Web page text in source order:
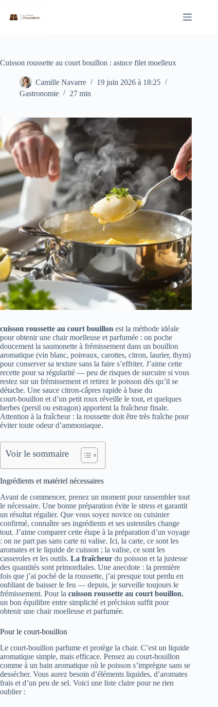
contenu
Cuisson roussette au court bouillon : astuce filet moelleux
Camille Navarre
19 juin 2026 à 18:25
Gastronomie
27 min
cuisson roussette au court bouillon est la méthode idéale
pour obtenir une chair moelleuse et parfumée : on poche
doucement la saumonette à frémissement dans un bouillon
aromatique (vin blanc, poireaux, carottes, citron, laurier, thym)
pour conserver sa texture sans la faire s’effriter. J’aime cette
recette pour sa régularité — peu de risques de surcuire si vous
restez sur un frémissement et retirez le poisson dès qu’il se
détache. Une sauce citron‑câpres rapide à base du
court‑bouillon et d’un petit roux réveille le tout, et quelques
herbes (persil ou estragon) apportent la fraîcheur finale.
Attention à la fraîcheur : la roussette doit être très fraîche pour
éviter toute odeur d’ammoniaque.
Voir le sommaire
Ingrédients et matériel nécessaires
Avant de commencer, prenez un moment pour rassembler tout
le nécessaire. Une bonne préparation évite le stress et garantit
un résultat régulier. Que vous soyez novice ou cuisinier
confirmé, connaître ses ingrédients et ses ustensiles change
tout. J’aime comparer cette étape à la préparation d’un voyage
: on ne part pas sans carte ni valise. Ici, la carte, ce sont les
aromates et le liquide de cuisson ; la valise, ce sont les
casseroles et les outils. La fraîcheur du poisson et la justesse
des quantités sont primordiales. Une anecdote : la première
fois que j’ai poché de la roussette, j’ai presque tout perdu en
oubliant de baisser le feu — depuis, je surveille toujours le
frémissement. Pour la cuisson roussette au court bouillon,
un bon équilibre entre simplicité et précision suffit pour
obtenir une chair moelleuse et parfumée.
Pour le court-bouillon
Le court-bouillon parfume et protège la chair. C’est un liquide
aromatique simple, mais efficace. Pensez au court-bouillon
comme à un bain aromatique où le poisson s’imprègne sans se
dessécher. Vous aurez besoin d’éléments liquides, d’aromates
frais et d’un peu de sel. Voici une liste claire pour ne rien
oublier :